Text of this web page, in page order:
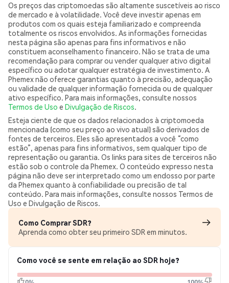
Os preços das criptomoedas são altamente suscetíveis ao risco
de mercado e à volatilidade. Você deve investir apenas em
produtos com os quais esteja familiarizado e compreenda
totalmente os riscos envolvidos. As informações fornecidas
nesta página são apenas para fins informativos e não
constituem aconselhamento financeiro. Não se trata de uma
recomendação para comprar ou vender qualquer ativo digital
específico ou adotar qualquer estratégia de investimento. A
Phemex não oferece garantias quanto à precisão, adequação
ou validade de qualquer informação fornecida ou de qualquer
ativo específico. Para mais informações, consulte nossos
Termos de Uso e Divulgação de Riscos.
Esteja ciente de que os dados relacionados à criptomoeda
mencionada (como seu preço ao vivo atual) são derivados de
fontes de terceiros. Eles são apresentados a você “como
estão”, apenas para fins informativos, sem qualquer tipo de
representação ou garantia. Os links para sites de terceiros não
estão sob o controle da Phemex. O conteúdo expresso nesta
página não deve ser interpretado como um endosso por parte
da Phemex quanto à confiabilidade ou precisão de tal
conteúdo. Para mais informações, consulte nossos Termos de
Uso e Divulgação de Riscos.
Como Comprar SDR?
Aprenda como obter seu primeiro SDR em minutos.
Como você se sente em relação ao SDR hoje?